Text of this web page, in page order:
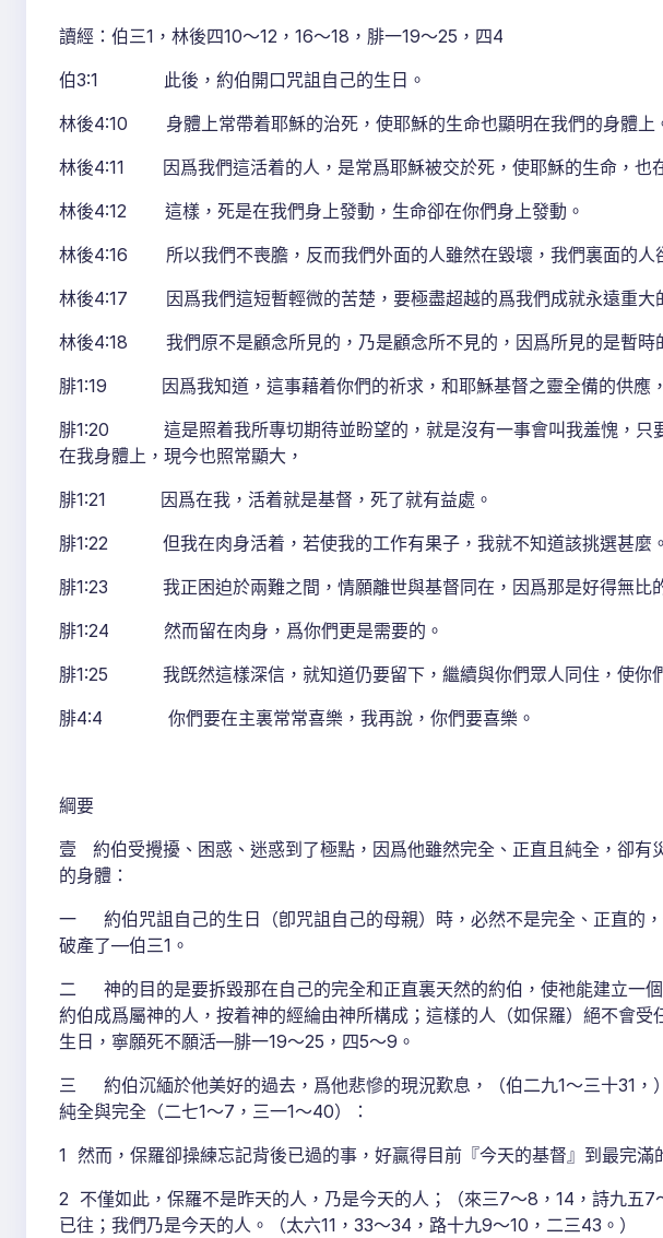
讀經：伯三1，林後四10～12，16～18，腓一19～25，四4
伯3:1 此後，約伯開口咒詛自己的生日。
林後4:10 身體上常帶着耶穌的治死，使耶穌的生命也顯明在我們的身體上
林後4:11 因爲我們這活着的人，是常爲耶穌被交於死，使耶穌的生命，也
林後4:12 這樣，死是在我們身上發動，生命卻在你們身上發動。
林後4:16 所以我們不喪膽，反而我們外面的人雖然在毀壞，我們裏面的人
林後4:17 因爲我們這短暫輕微的苦楚，要極盡超越的爲我們成就永遠重大
林後4:18 我們原不是顧念所見的，乃是顧念所不見的，因爲所見的是暫時
腓1:19 因爲我知道，這事藉着你們的祈求，和耶穌基督之靈全備的供應，
腓1:20 這是照着我所專切期待並盼望的，就是沒有一事會叫我羞愧，只
在我身體上，現今也照常顯大，
腓1:21 因爲在我，活着就是基督，死了就有益處。
腓1:22 但我在肉身活着，若使我的工作有果子，我就不知道該挑選甚麼。
腓1:23 我正困迫於兩難之間，情願離世與基督同在，因爲那是好得無比
腓1:24 然而留在肉身，爲你們更是需要的。
腓1:25 我旣然這樣深信，就知道仍要留下，繼續與你們眾人同住，使你們
腓4:4 你們要在主裏常常喜樂，我再說，你們要喜樂。
綱要
壹 約伯受攪擾、困惑、迷惑到了極點，因爲他雖然完全、正直且純全，卻有
的身體：
一 約伯咒詛自己的生日（卽咒詛自己的母親）時，必然不是完全、正直的
破產了—伯三1。
二 神的目的是要拆毀那在自己的完全和正直裏天然的約伯，使祂能建立一
約伯成爲屬神的人，按着神的經綸由神所構成；這樣的人（如保羅）絕不會
生日，寧願死不願活—腓一19～25，四5～9。
三 約伯沉緬於他美好的過去，爲他悲慘的現況歎息，（伯二九1～三十31，
純全與完全（二七1～7，三一1～40）：
1 然而，保羅卻操練忘記背後已過的事，好贏得目前『今天的基督』到最完滿
2 不僅如此，保羅不是昨天的人，乃是今天的人；（來三7～8，14，詩九五
已往；我們乃是今天的人。（太六11，33～34，路十九9～10，二三43。）